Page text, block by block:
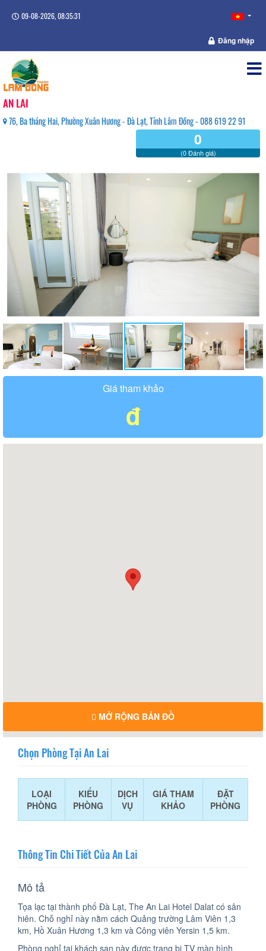
09-08-2026, 08:35:32
Đăng nhập
AN LAI
76, Ba tháng Hai, Phường Xuân Hương - Đà Lạt, Tỉnh Lâm Đồng - 088 619 22 91
0
(0 Đánh giá)
Giá tham khảo
đ
MỞ RỘNG BẢN ĐỒ
Chọn Phòng Tại An Lai
LOẠI
PHÒNG
KIỂU
PHÒNG
DỊCH
VỤ
GIÁ THAM
KHẢO
ĐẶT
PHÒNG
Thông Tin Chi Tiết Của An Lai
Mô tả
Tọa lạc tại thành phố Đà Lạt, The An Lai Hotel Dalat có sân
hiên. Chỗ nghỉ này nằm cách Quảng trường Lâm Viên 1,3
km, Hồ Xuân Hương 1,3 km và Công viên Yersin 1,5 km.
Phòng nghỉ tại khách sạn này được trang bị TV màn hình